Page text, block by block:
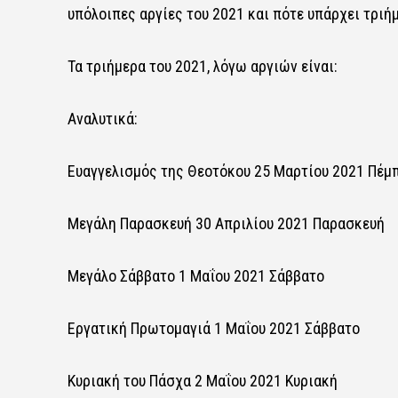
υπόλοιπες αργίες του 2021 και πότε υπάρχει
Τα τριήμερα του 2021, λόγω αργιών είναι:
Αναλυτικά:
Ευαγγελισμός της Θεοτόκου 25 Μαρτίου 2021
Μεγάλη Παρασκευή 30 Απριλίου 2021 Παρασκευή
Μεγάλο Σάββατο 1 Μαΐου 2021 Σάββατο
Εργατική Πρωτομαγιά 1 Μαΐου 2021 Σάββατο
Κυριακή του Πάσχα 2 Μαΐου 2021 Κυριακή